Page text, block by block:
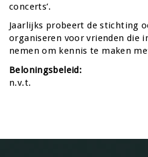
concerts’.
Jaarlijks probeert de stichting
organiseren voor vrienden die
nemen om kennis te maken
Beloningsbeleid:
n.v.t.